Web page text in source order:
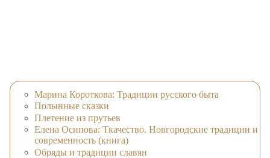
Марина Короткова: Традиции русского быта
Полынные сказки
Плетение из прутьев
Елена Осипова: Ткачество. Новгородские традиции и
современность (книга)
Обряды и традиции славян